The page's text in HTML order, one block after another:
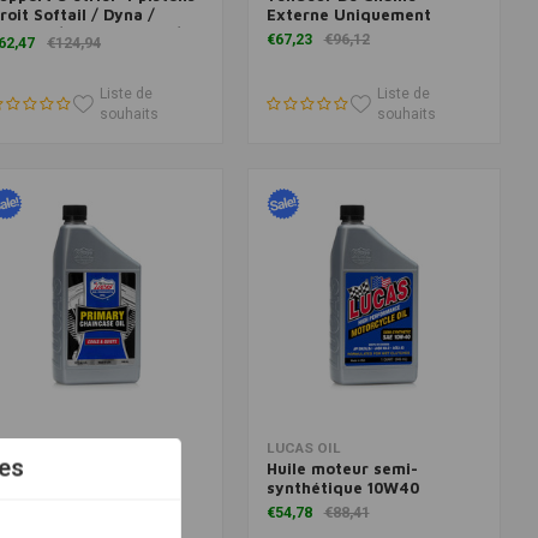
Softail / Dyna /
/ Sportster XL / V-
€124,94
Liste de
souhaits
Externe Uniquement
€67,23 €96,12
Liste de
souhaits
pour carter de
Ajouter au panier
LUCAS OIL
Huile moteur semi-
synthétique 10W40
€54,78 €88,41